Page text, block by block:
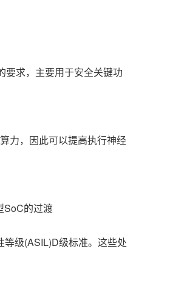
要求，主要用于安全关键功
力，因此可以提高执行神经
SoC的过渡
级(ASIL)D级标准。这些处